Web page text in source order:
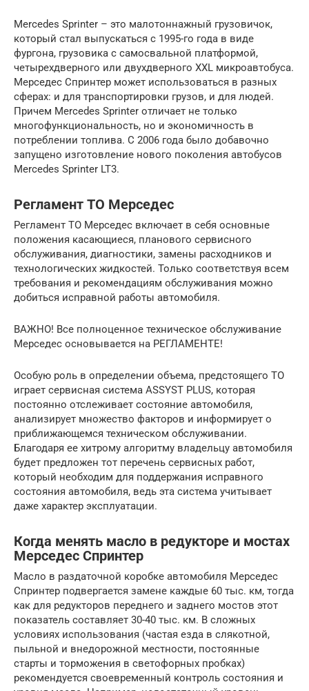
Mercedes Sprinter – это малотоннажный грузовичок,
который стал выпускаться с 1995-го года в виде
фургона, грузовика с самосвальной платформой,
четырехдверного или двухдверного ХХL микроавтобуса.
Мерседес Спринтер может использоваться в разных
сферах: и для транспортировки грузов, и для людей.
Причем Mercedes Sprinter отличает не только
многофункциональность, но и экономичность в
потреблении топлива. С 2006 года было добавочно
запущено изготовление нового поколения автобусов
Mercedes Sprinter LT3.
Регламент ТО Мерседес
Регламент ТО Мерседес включает в себя основные
положения касающиеся, планового сервисного
обслуживания, диагностики, замены расходников и
технологических жидкостей. Только соответствуя всем
требования и рекомендациям обслуживания можно
добиться исправной работы автомобиля.
ВАЖНО! Все полноценное техническое обслуживание
Мерседес основывается на РЕГЛАМЕНТЕ!
Особую роль в определении объема, предстоящего ТО
играет сервисная система ASSYST PLUS, которая
постоянно отслеживает состояние автомобиля,
анализирует множество факторов и информирует о
приближающемся техническом обслуживании.
Благодаря ее хитрому алгоритму владельцу автомобиля
будет предложен тот перечень сервисных работ,
который необходим для поддержания исправного
состояния автомобиля, ведь эта система учитывает
даже характер эксплуатации.
Когда менять масло в редукторе и мостах
Мерседес Спринтер
Масло в раздаточной коробке автомобиля Мерседес
Спринтер подвергается замене каждые 60 тыс. км, тогда
как для редукторов переднего и заднего мостов этот
показатель составляет 30-40 тыс. км. В сложных
условиях использования (частая езда в слякотной,
пыльной и внедорожной местности, постоянные
старты и торможения в светофорных пробках)
рекомендуется своевременный контроль состояния и